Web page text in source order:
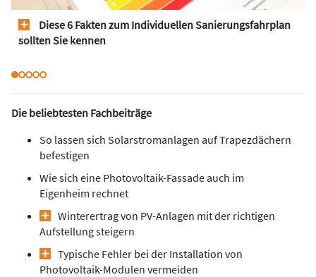
Diese 6 Fakten zum Individuellen Sanierungsfahrplan
sollten Sie kennen
Die beliebtesten Fachbeiträge
So lassen sich Solarstromanlagen auf Trapezdächern
befestigen
Wie sich eine Photovoltaik-Fassade auch im
Eigenheim rechnet
Winterertrag von PV-Anlagen mit der richtigen
Aufstellung steigern
Typische Fehler bei der Installation von
Photovoltaik-Modulen vermeiden